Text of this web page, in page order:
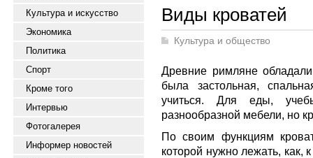
Культура и искусство
Экономика
Политика
Спорт
Кроме того
Интервью
Фотогалерея
Информер новостей
Виды кроватей
Культура и общество
Древние римляне
была застольная,
учиться. Для еды,
разнообразной мебели, но
По своим функциям
которой нужно лежать, как,